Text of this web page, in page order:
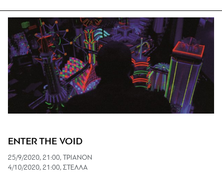
ENTER THE VOID
25/9/2020, 21:00, ΤΡΙΑΝΟΝ
4/10/2020, 21:00, ΣΤΕΛΛΑ